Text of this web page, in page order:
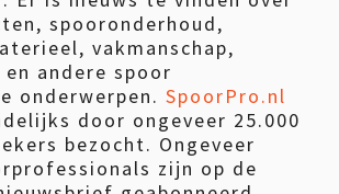
spooronderhoud,
vakmanschap,
andere spoor
onderwerpen. SpoorPro.nl
door ongeveer 25.000
bezocht. Ongeveer
zijn op de